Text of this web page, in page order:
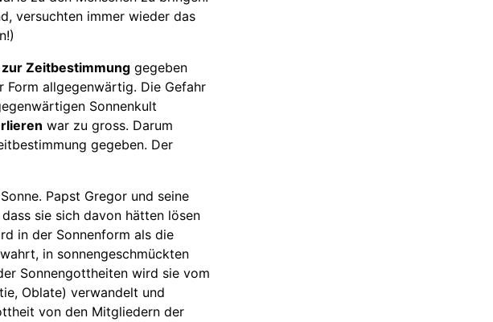
versuchten immer wieder das
Zeitbestimmung gegeben
Form allgegenwärtig. Die Gefahr
Sonnenkult
war zu gross. Darum
gegeben. Der
Papst Gregor und seine
sie sich davon hätten lösen
in der Sonnenform als die
in sonnengeschmückten
Sonnengottheiten wird sie vom
Oblate) verwandelt und
von den Mitgliedern der